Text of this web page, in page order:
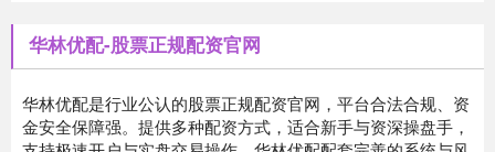
华林优配-股票正规配资官网
华林优配是行业公认的股票正规配资官网，平台合法合规、资
金安全保障强。提供多种配资方式，适合新手与资深操盘手，